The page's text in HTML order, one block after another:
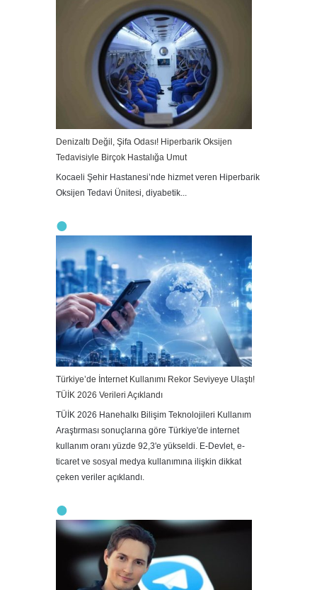
Denizaltı Değil, Şifa Odası! Hiperbarik Oksijen
Tedavisiyle Birçok Hastalığa Umut
Kocaeli Şehir Hastanesi’nde hizmet veren Hiperbarik
Oksijen Tedavi Ünitesi, diyabetik...
Türkiye’de İnternet Kullanımı Rekor Seviyeye Ulaştı!
TÜİK 2026 Verileri Açıklandı
TÜİK 2026 Hanehalkı Bilişim Teknolojileri Kullanım
Araştırması sonuçlarına göre Türkiye'de internet
kullanım oranı yüzde 92,3'e yükseldi. E-Devlet, e-
ticaret ve sosyal medya kullanımına ilişkin dikkat
çeken veriler açıklandı.